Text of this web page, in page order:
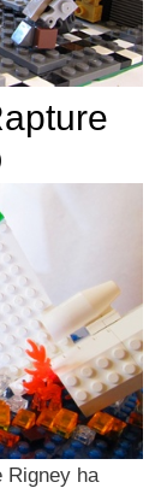
Rigney ha